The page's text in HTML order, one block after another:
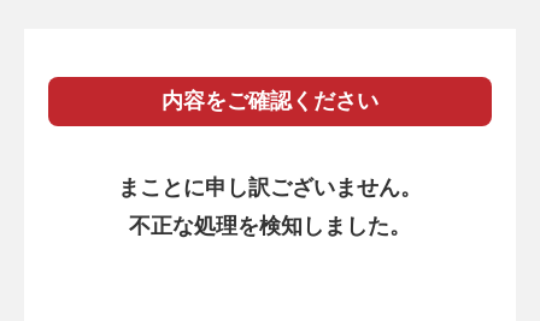
内容をご確認ください
まことに申し訳ございません。
不正な処理を検知しました。